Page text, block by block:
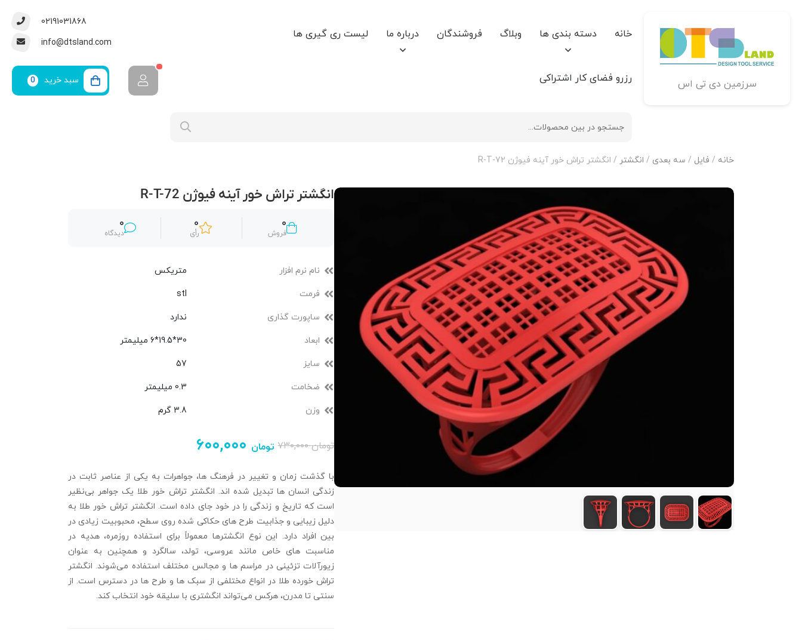
سرزمین دی تی اس
خانه دسته بندی ها وبلاگ فروشندگان درباره ما لیست ری گیری ها
رزرو فضای کار اشتراکی
02191031868
info@dtsland.com
سبد خرید 0
خانه / فایل / سه بعدی / انگشتر / انگشتر تراش خور آینه فیوژن R-T-72
انگشتر تراش خور آینه فیوژن R-T-72
0
فروش
0
رأی
0
دیدگاه
نام نرم افزار متریکس
فرمت stl
ساپورت گذاری ندارد
ابعاد 30*19.5*6 میلیمتر
سایز 57
ضخامت 0.3 میلیمتر
وزن 3.8 گرم
۷۳۰,۰۰۰تومان ۶۰۰,۰۰۰ تومان
با گذشت زمان و تغییر در فرهنگ‌ ها، جواهرات به یکی از عناصر ثابت در
زندگی انسان‌ ها تبدیل شده‌ اند. انگشتر تراش خور طلا یک جواهر بی‌نظیر
است که تاریخ و زندگی را در خود جای داده است. انگشتر تراش‌ خور طلا به
دلیل زیبایی و جذابیت طرح های حکاکی شده روی سطح، محبوبیت زیادی در
بین افراد دارد. این نوع انگشترها معمولاً برای استفاده روزمره، هدیه‌ در
مناسبت‌ های خاص مانند عروسی، تولد، سالگرد و همچنین به عنوان
زیورآلات تزئینی در مراسم‌ ها و مجالس مختلف استفاده می‌شوند. انگشتر
تراش خورده طلا در انواع مختلفی از سبک‌ ها و طرح‌ ها در دسترس است. از
سنتی تا مدرن، هرکس می‌تواند انگشتری با سلیقه خود انتخاب کند.